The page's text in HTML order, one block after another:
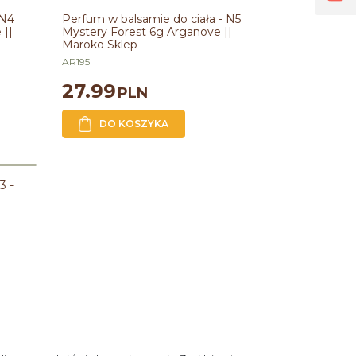
||
Forest 6g Arganove || Maroko Sklep
Zawiera: Wosk Candelilla
Zawiera olej: arganowy,z jojoby
Perfum w balsamie do ciała - N5
Mystery Forest 6g Arganove ||
Maroko Sklep
AR195
27.99PLN
DO KOSZYKA
-